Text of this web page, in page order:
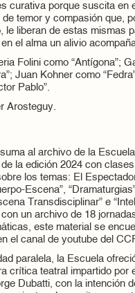
curativa porque suscita en
temor y compasión que,
le liberan de estas mismas
el alma un alivio
Folini como “Antígona”;
Juan Kohner como
Pablo”.
Arosteguy.
al archivo de la
la edición 2024 con
los temas: El
Escena”,
Transdisciplinar” e
un archivo de 18
este material se
el canal de youtube del
paralela, la Escuela
crítica teatral impartido por
Dubatti, con la intención